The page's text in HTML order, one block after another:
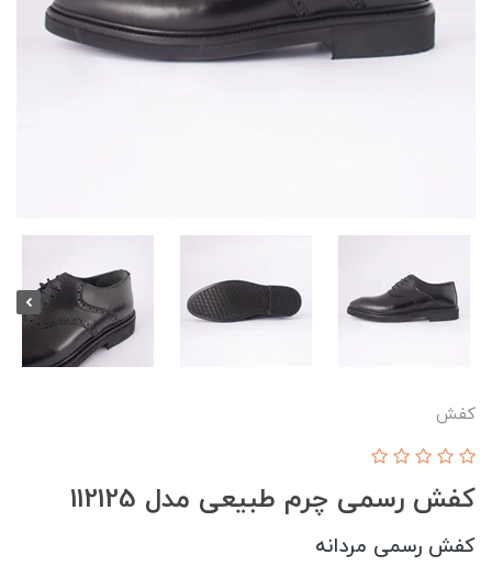
کفش
کفش رسمی چرم طبیعی مدل 112125
کفش رسمی مردانه